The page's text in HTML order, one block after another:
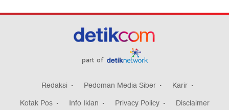
part of
Redaksi Pedoman Media Siber
Karir
Kotak Pos
Info Iklan Privacy Policy Disclaimer